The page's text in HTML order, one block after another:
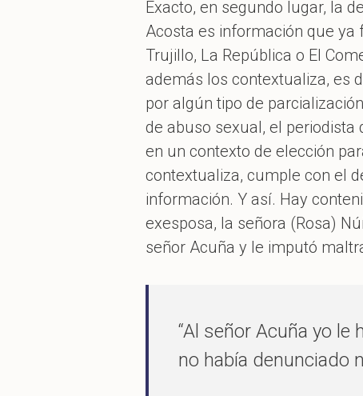
Exacto, en segundo lugar, la
Acosta es información que ya
Trujillo, La República o El
además los contextualiza, es
por algún tipo de
de abuso sexual, el periodista
en un contexto de elección
contextualiza, cumple con el
información. Y así. Hay
exesposa, la señora (Rosa)
señor Acuña y le imputó
“Al señor Acuña yo
no había denunciado